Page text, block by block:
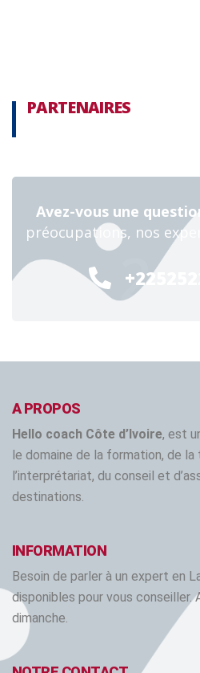
PARTENAIRES
Avez-vous une
préocupations, nos
24/7
A PROPOS
Hello coach Côte d’Ivoire, est
le domaine de la formation, de la
l’interprétariat, du conseil et
destinations.
INFORMATION
Besoin de parler à un expert en
disponibles pour vous conseiller.
dimanche.